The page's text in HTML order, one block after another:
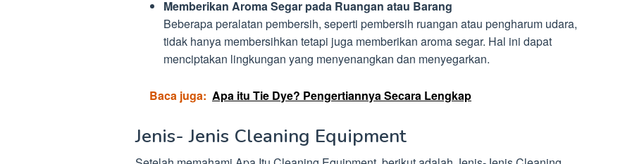
Memberikan Aroma Segar pada Ruangan atau Barang
Beberapa peralatan pembersih, seperti pembersih ruangan atau pengharum udara,
tidak hanya membersihkan tetapi juga memberikan aroma segar. Hal ini dapat
menciptakan lingkungan yang menyenangkan dan menyegarkan.
Baca juga: Apa itu Tie Dye? Pengertiannya Secara Lengkap
Jenis- Jenis Cleaning Equipment